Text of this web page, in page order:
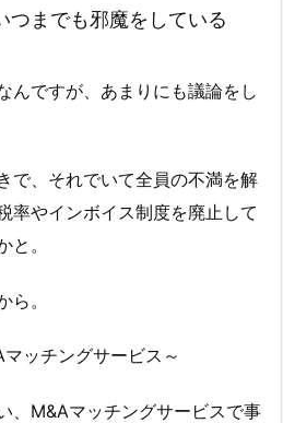
つまでも邪魔をしている
んですが、あまりにも議論をし
で、それでいて全員の不満を解
率やインボイス制度を廃止して
。
ら。
マッチングサービス～
、M&Aマッチングサービスで事